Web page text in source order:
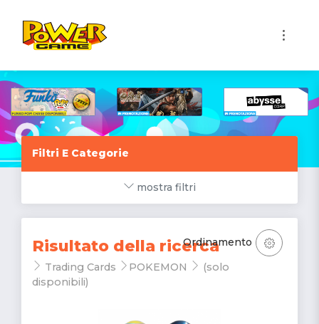
Filtri E Categorie
mostra filtri
Risultato della ricerca
Trading Cards POKEMON
(solo
disponibili)
Ordinamento